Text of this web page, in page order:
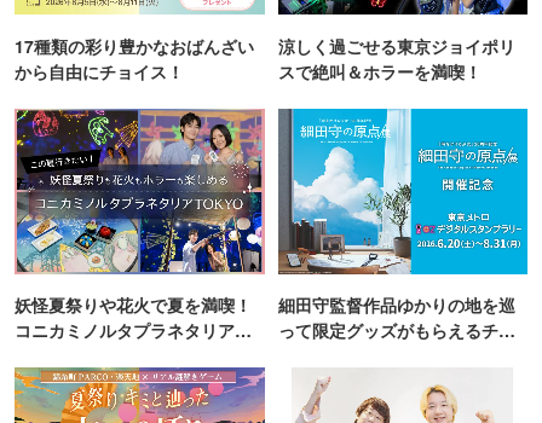
17種類の彩り豊かなおばんざい
から自由にチョイス！
涼しく過ごせる東京ジョイポリ
スで絶叫＆ホラーを満喫！
妖怪夏祭りや花火で夏を満喫！
コニカミノルタプラネタリア
細田守監督作品ゆかりの地を巡
って限定グッズがもらえるチャ